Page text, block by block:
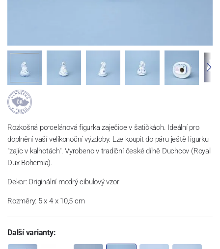
Rozkošná porcelánová figurka zaječice v šatičkách. Ideální pro
doplnění vaší velikonoční výzdoby. Lze koupit do páru ještě figurku
"zajíc v kalhotách". Vyrobeno v tradiční české dílně Duchcov (Royal
Dux Bohemia).
Dekor: Originální modrý cibulový vzor
Rozměry: 5 x 4 x 10,5 cm
Další varianty: